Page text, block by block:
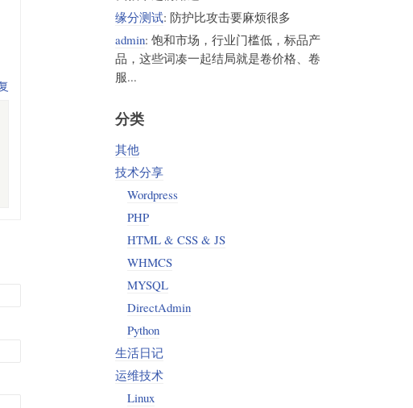
缘分测试: 防护比攻击要麻烦很多
admin: 饱和市场，行业门槛低，标品产
品，这些词凑一起结局就是卷价格、卷
服...
分类
其他
技术分享
Wordpress
PHP
HTML & CSS & JS
WHMCS
MYSQL
DirectAdmin
Python
生活日记
运维技术
Linux